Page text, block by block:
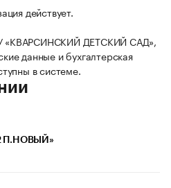
действует.
«КВАРСИНСКИЙ ДЕТСКИЙ САД»,
данные и бухгалтерская
в системе.
П.НОВЫЙ»